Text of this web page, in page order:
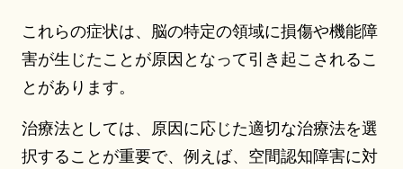
これらの症状は、脳の特定の領域に損傷や機能障
害が生じたことが原因となって引き起こされるこ
とがあります。
治療法としては、原因に応じた適切な治療法を選
択することが重要で、例えば、空間認知障害に対